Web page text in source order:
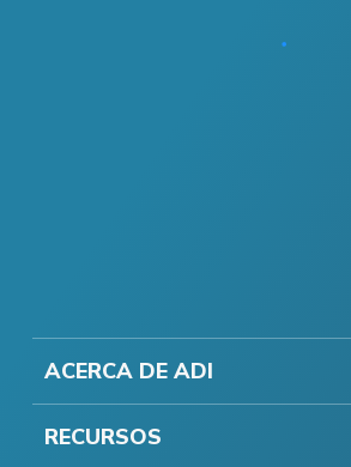
ACERCA DE ADI
RECURSOS